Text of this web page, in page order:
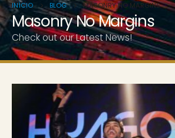
INÍCIO BLOG MASONRY NO MARGINS
Masonry No Margins
Check out our Latest News!